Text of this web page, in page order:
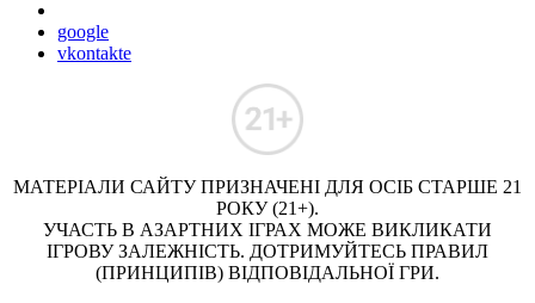
google
vkontakte
МАТЕРІАЛИ САЙТУ ПРИЗНАЧЕНІ ДЛЯ ОСІБ СТАРШЕ 21
РОКУ (21+).
УЧАСТЬ В АЗАРТНИХ ІГРАХ МОЖЕ ВИКЛИКАТИ
ІГРОВУ ЗАЛЕЖНІСТЬ. ДОТРИМУЙТЕСЬ ПРАВИЛ
(ПРИНЦИПІВ) ВІДПОВІДАЛЬНОЇ ГРИ.